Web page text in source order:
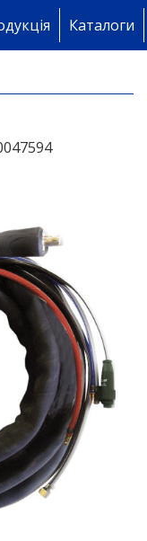
Каталоги